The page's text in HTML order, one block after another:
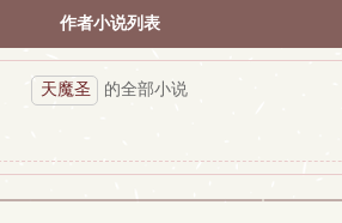
作者小说列表
天魔圣 的全部小说